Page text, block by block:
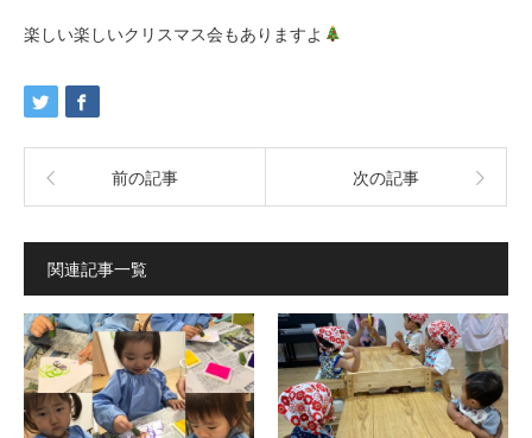
楽しい楽しいクリスマス会もありますよ
前の記事 次の記事
関連記事一覧